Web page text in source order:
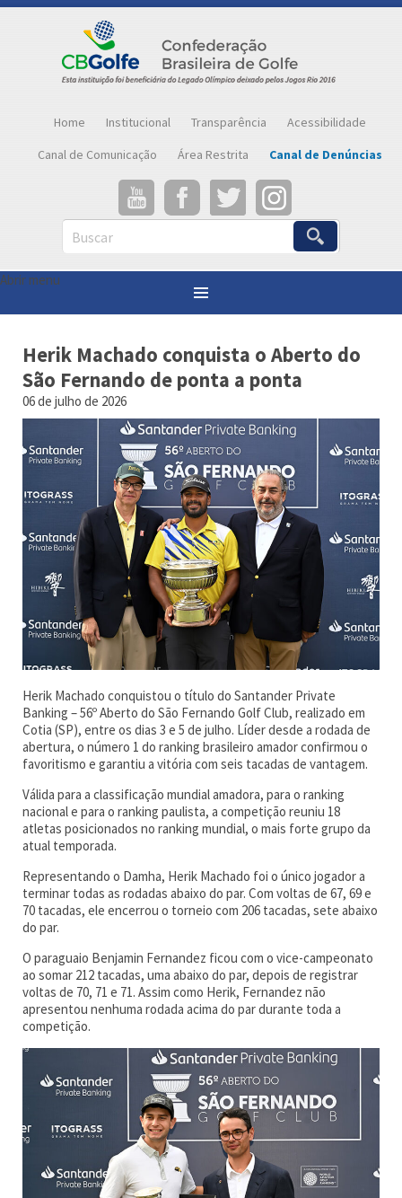
Home Institucional Transparência
Acessibilidade
Canal de Comunicação
Área Restrita Canal de Denúncias
Buscar
Abrir menu
Você está aqui: Notícias
Herik Machado conquista o Aberto do São Fernando de ponta a ponta
Herik Machado conquista o Aberto do
São Fernando de ponta a ponta
06 de julho de 2026
Herik Machado conquistou o título do Santander Private
Banking – 56º Aberto do São Fernando Golf Club, realizado em
Cotia (SP), entre os dias 3 e 5 de julho. Líder desde a rodada de
abertura, o número 1 do ranking brasileiro amador confirmou o
favoritismo e garantiu a vitória com seis tacadas de vantagem.
Válida para a classificação mundial amadora, para o ranking
nacional e para o ranking paulista, a competição reuniu 18
atletas posicionados no ranking mundial, o mais forte grupo da
atual temporada.
Representando o Damha, Herik Machado foi o único jogador a
terminar todas as rodadas abaixo do par. Com voltas de 67, 69 e
70 tacadas, ele encerrou o torneio com 206 tacadas, sete abaixo
do par.
O paraguaio Benjamin Fernandez ficou com o vice-campeonato
ao somar 212 tacadas, uma abaixo do par, depois de registrar
voltas de 70, 71 e 71. Assim como Herik, Fernandez não
apresentou nenhuma rodada acima do par durante toda a
competição.